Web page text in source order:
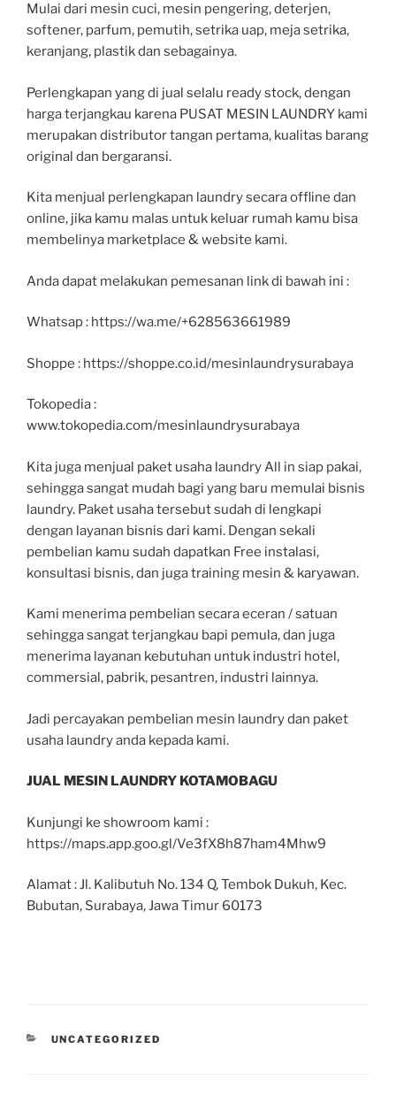
Mulai dari mesin cuci, mesin pengering, deterjen,
softener, parfum, pemutih, setrika uap, meja setrika,
keranjang, plastik dan sebagainya.
Perlengkapan yang di jual selalu ready stock, dengan
harga terjangkau karena PUSAT MESIN LAUNDRY kami
merupakan distributor tangan pertama, kualitas barang
original dan bergaransi.
Kita menjual perlengkapan laundry secara offline dan
online, jika kamu malas untuk keluar rumah kamu bisa
membelinya marketplace & website kami.
Anda dapat melakukan pemesanan link di bawah ini :
Whatsap : https://wa.me/+628563661989
Shoppe : https://shoppe.co.id/mesinlaundrysurabaya
Tokopedia :
www.tokopedia.com/mesinlaundrysurabaya
Kita juga menjual paket usaha laundry All in siap pakai,
sehingga sangat mudah bagi yang baru memulai bisnis
laundry. Paket usaha tersebut sudah di lengkapi
dengan layanan bisnis dari kami. Dengan sekali
pembelian kamu sudah dapatkan Free instalasi,
konsultasi bisnis, dan juga training mesin & karyawan.
Kami menerima pembelian secara eceran / satuan
sehingga sangat terjangkau bapi pemula, dan juga
menerima layanan kebutuhan untuk industri hotel,
commersial, pabrik, pesantren, industri lainnya.
Jadi percayakan pembelian mesin laundry dan paket
usaha laundry anda kepada kami.
JUAL MESIN LAUNDRY KOTAMOBAGU
Kunjungi ke showroom kami :
https://maps.app.goo.gl/Ve3fX8h87ham4Mhw9
Alamat : Jl. Kalibutuh No. 134 Q, Tembok Dukuh, Kec.
Bubutan, Surabaya, Jawa Timur 60173
UNCATEGORIZED